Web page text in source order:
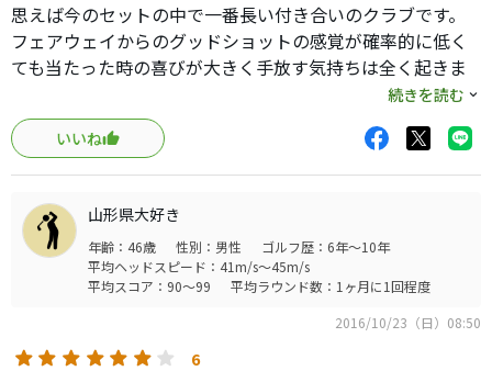
思えば今のセットの中で一番長い付き合いのクラブです。
フェアウェイからのグッドショットの感覚が確率的に低く
ても当たった時の喜びが大きく手放す気持ちは全く起きま
せん。５Ｗ、ＵＴは試行錯誤していますが３Ｗは全く問題
なく重く硬め（白の復刻版speeder）のシャフトも苦になら
ず振りきれます。
ティーショットにも使えるのでしょうが、ラウンド数が減
った今はまずドライバーなのでそれはそれで良いかな、と
（笑）
溝も無いし最新のクラブではありませんがスプーンはこれ
で十分です。９１７Ｄ２（ＲＶ３ ６５６）とのつながり
続きを読む
いいね
山形県大好き
年齢：46歳 性別：男性
ゴルフ歴：6年～10年
平均ヘッドスピード：41m/s～45m/s
平均スコア：90～99
平均ラウンド数：1ヶ月に1回程度
2016/10/23（日）08:50
6